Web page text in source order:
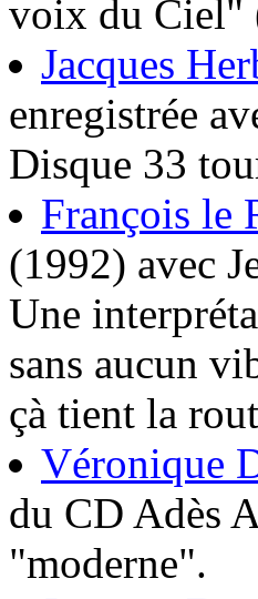
voix du Ciel"
Jacques
enregistrée
Disque 33
François le
(1992) avec
Une
sans aucun
çà tient la
Véronique
du CD Adès
"moderne".